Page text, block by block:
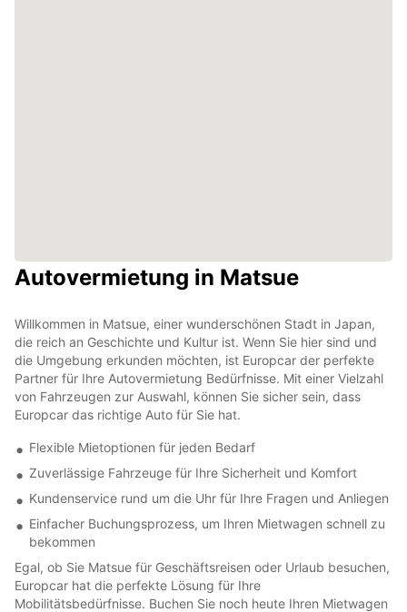
Autovermietung in Matsue
Willkommen in Matsue, einer wunderschönen Stadt in Japan,
die reich an Geschichte und Kultur ist. Wenn Sie hier sind und
die Umgebung erkunden möchten, ist Europcar der perfekte
Partner für Ihre Autovermietung Bedürfnisse. Mit einer Vielzahl
von Fahrzeugen zur Auswahl, können Sie sicher sein, dass
Europcar das richtige Auto für Sie hat.
Flexible Mietoptionen für jeden Bedarf
Zuverlässige Fahrzeuge für Ihre Sicherheit und Komfort
Kundenservice rund um die Uhr für Ihre Fragen und Anliegen
Einfacher Buchungsprozess, um Ihren Mietwagen schnell zu
bekommen
Egal, ob Sie Matsue für Geschäftsreisen oder Urlaub besuchen,
Europcar hat die perfekte Lösung für Ihre
Mobilitätsbedürfnisse. Buchen Sie noch heute Ihren Mietwagen